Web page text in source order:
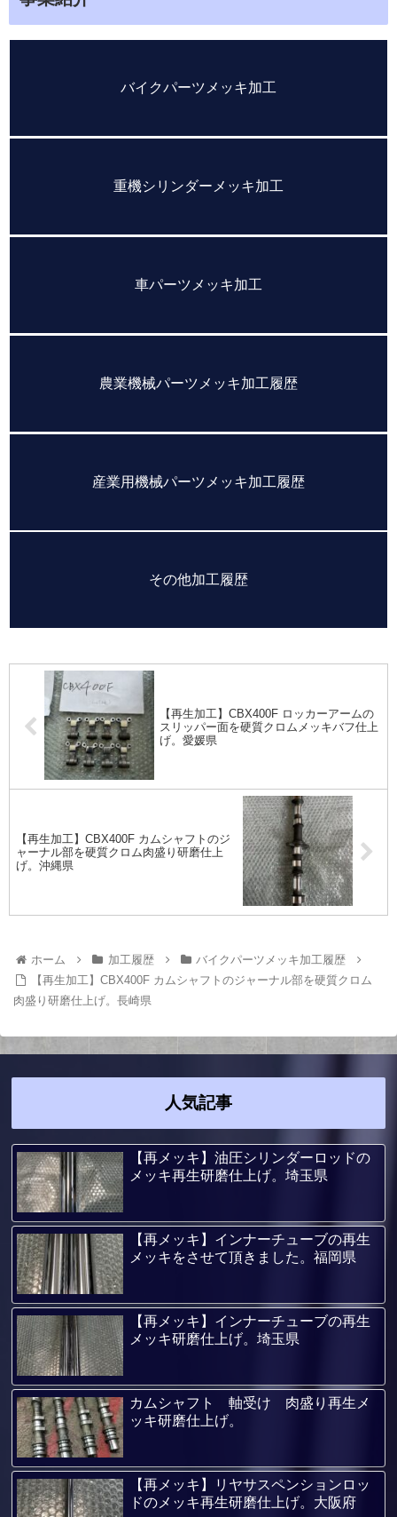
バイクパーツメッキ加工
重機シリンダーメッキ加工
車パーツメッキ加工
農業機械パーツメッキ加工履歴
産業用機械パーツメッキ加工履歴
その他加工履歴
【再生加工】CBX400F ロッカーアームの
スリッパー面を硬質クロムメッキバフ仕上
げ。愛媛県
【再生加工】CBX400F カムシャフトのジ
ャーナル部を硬質クロム肉盛り研磨仕上
げ。沖縄県
ホーム 加工履歴
バイクパーツメッキ加工履歴
【再生加工】CBX400F カムシャフトのジャーナル部を硬質クロム
肉盛り研磨仕上げ。長崎県
人気記事
【再メッキ】油圧シリンダーロッドの
メッキ再生研磨仕上げ。埼玉県
【再メッキ】インナーチューブの再生
メッキをさせて頂きました。福岡県
【再メッキ】インナーチューブの再生
メッキ研磨仕上げ。埼玉県
カムシャフト 軸受け 肉盛り再生メ
ッキ研磨仕上げ。
【再メッキ】リヤサスペンションロッ
ドのメッキ再生研磨仕上げ。大阪府